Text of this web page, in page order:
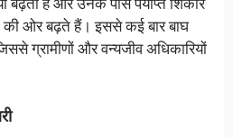
है और उनके पास पर्याप्त शिकार
की ओर बढ़ते हैं। इससे कई बार बाघ
ग्रामीणों और वन्यजीव अधिकारियों